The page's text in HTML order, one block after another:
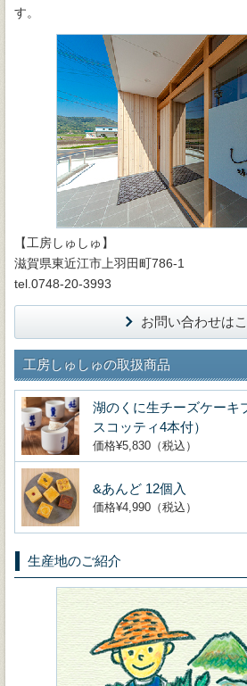
す。
【工房しゅしゅ】
滋賀県東近江市上羽田町786-1
tel.0748-20-3993
お問い合わせは
工房しゅしゅの取扱商品
湖のくに生チーズケーキ
スコッティ4本付）
価格¥5,830（税込）
&あんど 12個入
価格¥4,990（税込）
生産地のご紹介